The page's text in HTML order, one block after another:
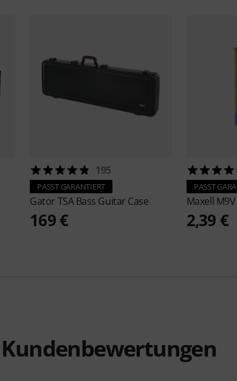
195
PASST GARANTIERT
Gator TSA Bass Guitar Case
169 €
PASST
Maxell M9V
2,39 €